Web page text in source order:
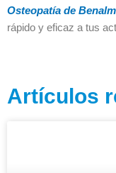
Osteopatía de
rápido y eficaz a tus
Artículos